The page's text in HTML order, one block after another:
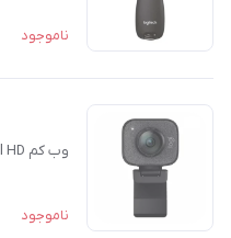
ناموجود
وب کم Full HD لاجیتک مدل STREAMCAM
ناموجود